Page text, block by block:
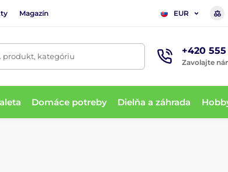
Magazín EUR
produkt, kategóriu +420
Zavolajte
Domáce potreby Dielňa a záhrada